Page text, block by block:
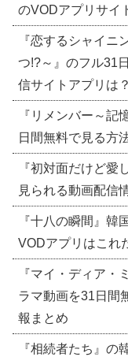
のVODアプリサイ
『恋するシャイニ
つ!?～』のフル31
信サイトアプリは？
『リメンバー～記
日間無料で見る方
『初対面だけど愛
見られる動画配信
『十八の瞬間』韓
VODアプリはこれ
『マイ・ディア・
ラマ動画を31日間
報まとめ
『相続者たち』の